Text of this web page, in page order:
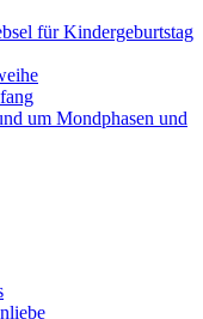
für Kindergeburtstag
um Mondphasen und